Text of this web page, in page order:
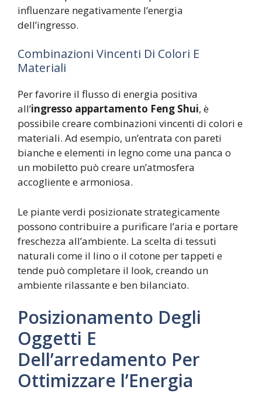
influenzare negativamente l’energia
dell’ingresso.
Combinazioni Vincenti Di Colori E
Materiali
Per favorire il flusso di energia positiva
all’ingresso appartamento Feng Shui, è
possibile creare combinazioni vincenti di colori e
materiali. Ad esempio, un’entrata con pareti
bianche e elementi in legno come una panca o
un mobiletto può creare un’atmosfera
accogliente e armoniosa.
Le piante verdi posizionate strategicamente
possono contribuire a purificare l’aria e portare
freschezza all’ambiente. La scelta di tessuti
naturali come il lino o il cotone per tappeti e
tende può completare il look, creando un
ambiente rilassante e ben bilanciato.
Posizionamento Degli
Oggetti E
Dell’arredamento Per
Ottimizzare l’Energia